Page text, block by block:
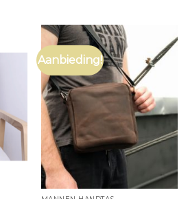
Aanbieding!